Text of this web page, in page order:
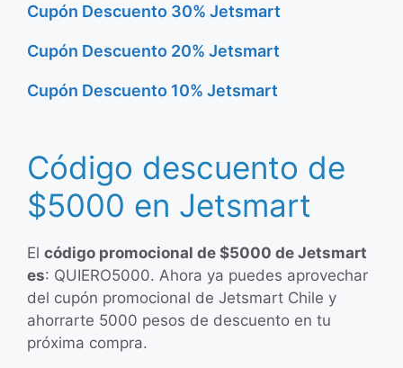
Cupón Descuento 30% Jetsmart
Cupón Descuento 20% Jetsmart
Cupón Descuento 10% Jetsmart
Código descuento de
$5000 en Jetsmart
El código promocional de $5000 de Jetsmart
es: QUIERO5000. Ahora ya puedes aprovechar
del cupón promocional de Jetsmart Chile y
ahorrarte 5000 pesos de descuento en tu
próxima compra.